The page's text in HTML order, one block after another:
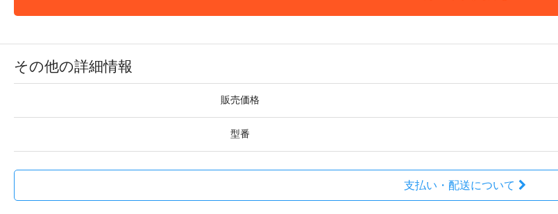
その他の詳細情報
販売価格
型番
支払い・配送について